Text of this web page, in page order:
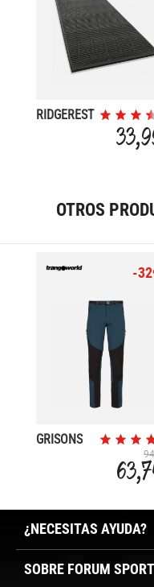
RIDGEREST
OTROS
-32
GRISONS
¿NECESITAS AYUDA?
SOBRE FORUM SPORT